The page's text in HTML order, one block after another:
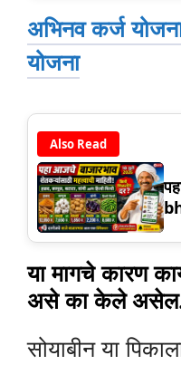
अभिनव कर्ज
योजना
Also Read
या मागचे कारण
असे का केले
सोयाबीन या